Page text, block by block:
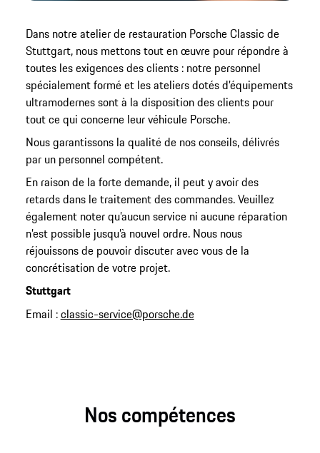
Dans notre atelier de restauration Porsche Classic de
Stuttgart, nous mettons tout en œuvre pour répondre à
toutes les exigences des clients : notre personnel
spécialement formé et les ateliers dotés d’équipements
ultramodernes sont à la disposition des clients pour
tout ce qui concerne leur véhicule Porsche.
Nous garantissons la qualité de nos conseils, délivrés
par un personnel compétent.
En raison de la forte demande, il peut y avoir des
retards dans le traitement des commandes. Veuillez
également noter qu’aucun service ni aucune réparation
n’est possible jusqu’à nouvel ordre. Nous nous
réjouissons de pouvoir discuter avec vous de la
concrétisation de votre projet.
Stuttgart
Email :classic-service@porsche.de
Nos compétences